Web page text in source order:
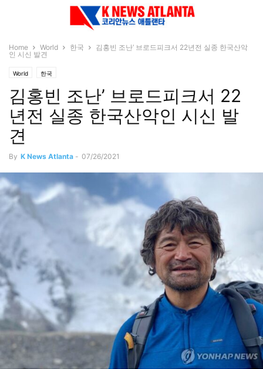
Home World 한국
김홍빈 조난’ 브로드피크서 22년전 실종 한국산악
인 시신 발견
World 한국
김홍빈 조난’ 브로드피크서 22
년전 실종 한국산악인 시신 발
견
By K News Atlanta - 07/26/2021